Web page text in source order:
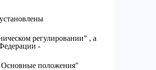
регулировании" , а
-
Основные положения"